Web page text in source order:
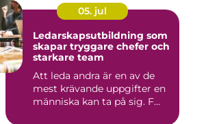
05. jul
Ledarskapsutbildning som
skapar tryggare chefer och
starkare team
Att leda andra är en av de
mest krävande uppgifter en
människa kan ta på sig. F...